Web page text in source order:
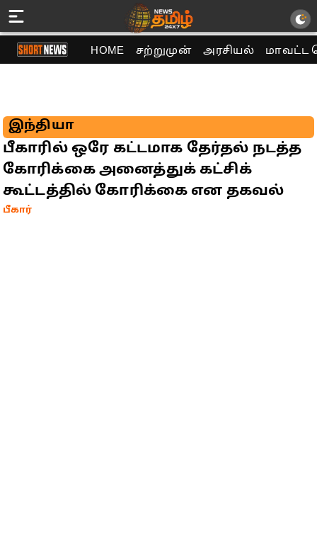
HOME சற்றுமுன் அரசியல் மாவட்ட
இந்தியா
பீகாரில் ஒரே கட்டமாக தேர்தல் நடத்த
கோரிக்கை அனைத்துக் கட்சிக்
கூட்டத்தில் கோரிக்கை என தகவல்
பீகார்